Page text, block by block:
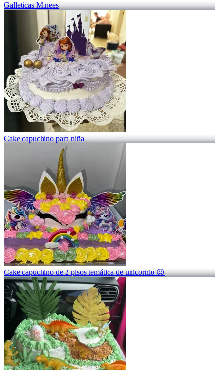
Galleticas Minees
Cake capuchino para niña
Cake capuchino de 2 pisos temática de unicornio 😍